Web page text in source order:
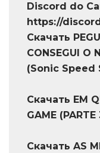
Discord do
https://
Скачать
CONSEGUI O
(Sonic Speed
Скачать EM
GAME (PARTE
Скачать AS